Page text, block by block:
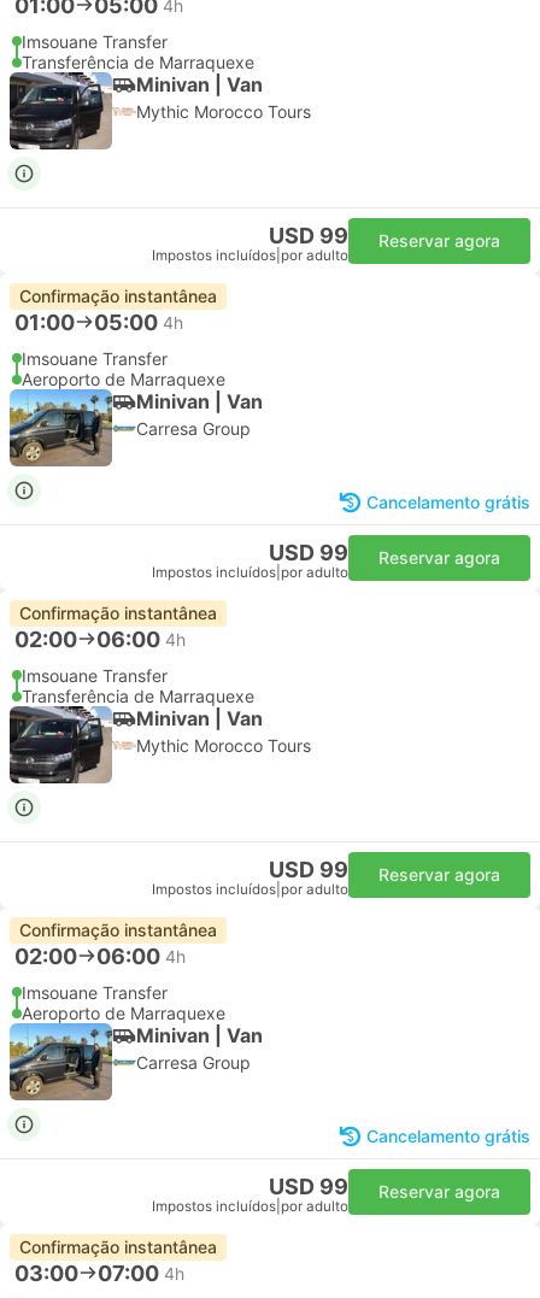
4h
Imsouane Transfer
Transferência de Marraquexe
Minivan | Van
Mythic Morocco Tours
USD 99
Impostos incluídos por adulto
Reservar agora
Confirmação instantânea
01:00 05:00 4h
Imsouane Transfer
Aeroporto de Marraquexe
Minivan | Van
Carresa Group
Cancelamento grátis
USD 99
Impostos incluídos por adulto
Reservar agora
Confirmação instantânea
02:00 06:00 4h
Imsouane Transfer
Transferência de Marraquexe
Minivan | Van
Mythic Morocco Tours
USD 99
Impostos incluídos por adulto
Reservar agora
Confirmação instantânea
02:00 06:00 4h
Imsouane Transfer
Aeroporto de Marraquexe
Minivan | Van
Carresa Group
Cancelamento grátis
USD 99
Impostos incluídos por adulto
Reservar agora
Confirmação instantânea
03:00 07:00 4h